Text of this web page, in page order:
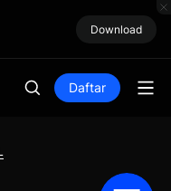
Download
Daftar